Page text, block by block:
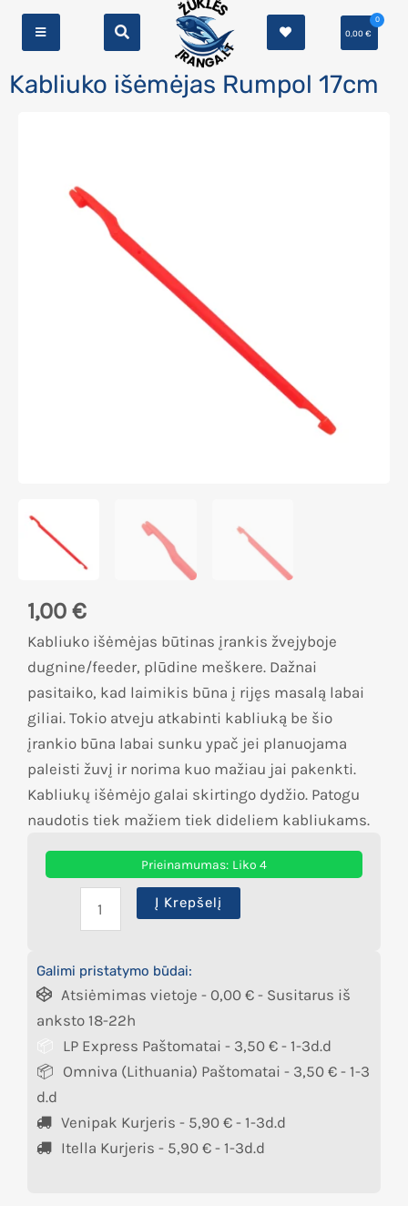
0,00€
0
Kabliuko išėmėjas Rumpol 17cm
1,00 €
Kabliuko išėmėjas būtinas įrankis žvejyboje
dugnine/feeder, plūdine meškere. Dažnai
pasitaiko, kad laimikis būna į rijęs masalą labai
giliai. Tokio atveju atkabinti kabliuką be šio
įrankio būna labai sunku ypač jei planuojama
paleisti žuvį ir norima kuo mažiau jai pakenkti.
Kabliukų išėmėjo galai skirtingo dydžio. Patogu
naudotis tiek mažiem tiek dideliem kabliukams.
Prieinamumas: Liko 4
Į Krepšelį
Galimi pristatymo būdai:
Atsiėmimas vietoje - 0,00 € - Susitarus iš
anksto 18-22h
LP Express Paštomatai - 3,50 € - 1-3d.d
Omniva (Lithuania) Paštomatai - 3,50 € - 1-3
d.d
Venipak Kurjeris - 5,90 € - 1-3d.d
Itella Kurjeris - 5,90 € - 1-3d.d